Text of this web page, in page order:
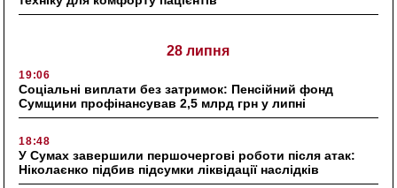
28 липня
19:06
Соціальні виплати без затримок: Пенсійний фонд
Сумщини профінансував 2,5 млрд грн у липні
18:48
У Сумах завершили першочергові роботи після атак:
Ніколаєнко підбив підсумки ліквідації наслідків